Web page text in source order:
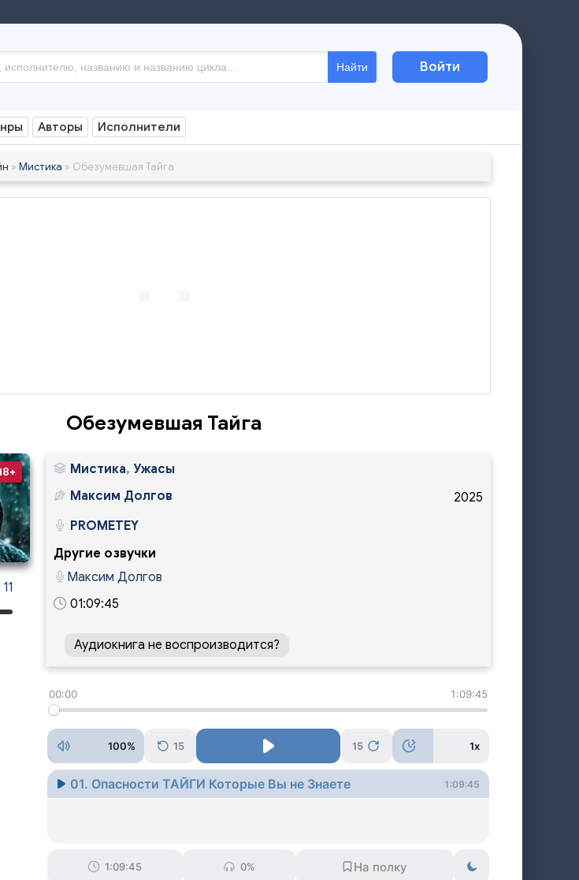
Найти Войти
Авторы Исполнители
» Мистика » Обезумевшая Тайга
Обезумевшая Тайга
11
Мистика, Ужасы
2025
Максим Долгов
PROMETEY
Другие озвучки
Максим Долгов
01:09:45
Аудиокнига не воспроизводится?
00:00 1:09:45
100% 15 15 1x
01. Опасности ТАЙГИ Которые Вы не Знаете 1:09:45
1:09:45 0%